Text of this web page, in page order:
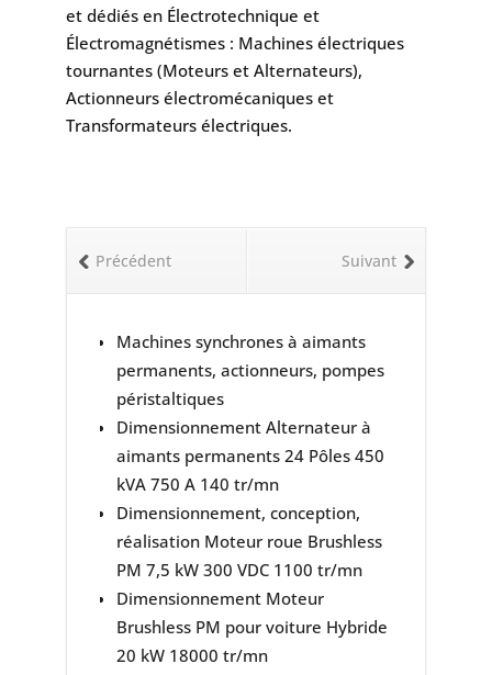
et dédiés en Électrotechnique et
Électromagnétismes : Machines électriques
tournantes (Moteurs et Alternateurs),
Actionneurs électromécaniques et
Transformateurs électriques.
Suivant
Précédent
Machines synchrones à aimants
permanents, actionneurs, pompes
péristaltiques
Dimensionnement Alternateur à
aimants permanents 24 Pôles 450
kVA 750 A 140 tr/mn
Dimensionnement, conception,
réalisation Moteur roue Brushless
PM 7,5 kW 300 VDC 1100 tr/mn
Dimensionnement Moteur
Brushless PM pour voiture Hybride
20 kW 18000 tr/mn